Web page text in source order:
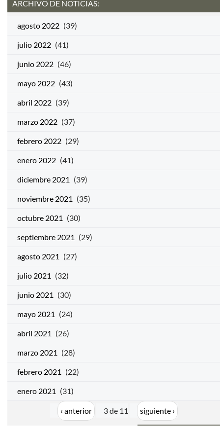
ARCHIVO DE NOTICIAS:
agosto 2022 (39)
julio 2022 (41)
junio 2022 (46)
mayo 2022 (43)
abril 2022 (39)
marzo 2022 (37)
febrero 2022 (29)
enero 2022 (41)
diciembre 2021 (39)
noviembre 2021 (35)
octubre 2021 (30)
septiembre 2021 (29)
agosto 2021 (27)
julio 2021 (32)
junio 2021 (30)
mayo 2021 (24)
abril 2021 (26)
marzo 2021 (28)
febrero 2021 (22)
enero 2021 (31)
‹ anterior 3 de 11 siguiente ›